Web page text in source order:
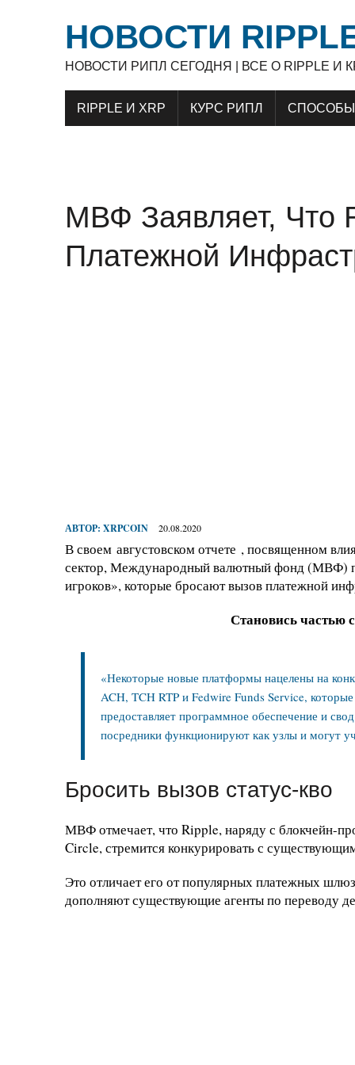
НОВОСТИ
НОВОСТИ РИПЛ СЕГОДНЯ | ВСЕ О RIPPLE И
RIPPLE И XRP КУРС РИПЛ СПОСОБЫ
МВФ Заявляет, Что
Платежной
АВТОР: XRPCOIN 20.08.2020
В своем августовском отчете , посвященном
сектор, Международный валютный фонд (МВФ)
игроков», которые бросают вызов платежной
Становись частью
«Некоторые новые платформы нацелены на
ACH, TCH RTP и Fedwire Funds Service,
предоставляет программное обеспечение и
посредники функционируют как узлы и могут
Бросить вызов статус-кво
МВФ отмечает, что Ripple, наряду с блокчейн-
Circle, стремится конкурировать с
Это отличает его от популярных платежных
дополняют существующие агенты по переводу